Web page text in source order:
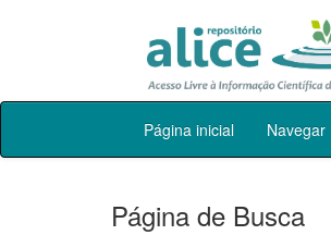
Skip
Página inicial Navegar
Página de Busca